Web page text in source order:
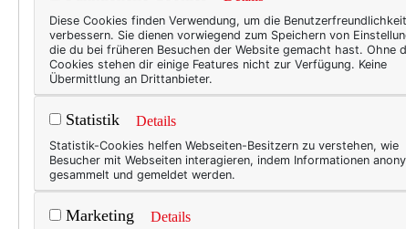
Manchmal schaue ich mich
kann gar nicht glauben,
wunderschön sind und in
sogar 70 zugehen – und
gezweifelt und gehadert.
langsam nicht mehr
entsprechen – all das treibt
ihrer Lebenszeit in
Diese Cookies finden Verwendung, um die
verbessern. Sie dienen vorwiegend zum Speichern von
die du bei früheren Besuchen der Website gemacht hast. Ohne
Cookies stehen dir einige Features nicht zur Verfügung. Keine
Übermittlung an Drittanbieter.
Statistik Details
Statistik-Cookies helfen Webseiten-Besitzern zu verstehen, wie
Besucher mit Webseiten interagieren, indem Informationen
gesammelt und gemeldet werden.
Marketing Details